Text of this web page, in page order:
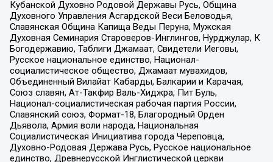
Кубанской Духовно Родовой Державы Русь, Община
Духовного Управления Асгардской Веси Беловодья,
Славянская Община Капища Веды Перуна, Мужская
Духовная Семинария Староверов-Инглингов, Нурджулар, К
Богодержавию, Таблиги Джамаат, Свидетели Иеговы,
Русское национальное единство, Национал-
социалистическое общество, Джамаат мувахидов,
Объединенный Вилайат Кабарды, Балкарии и Карачая,
Союз славян, Ат-Такфир Валь-Хиджра, Пит Буль,
Национал-социалистическая рабочая партия России,
Славянский союз, Формат-18, Благородный Орден
Дьявола, Армия воли народа, Национальная
Социалистическая Инициатива города Череповца,
Духовно-Родовая Держава Русь, Русское национальное
единство, Древнерусской Инглистической церкви